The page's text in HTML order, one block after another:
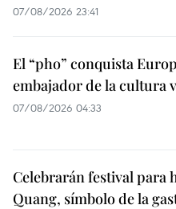
07/08/2026 23:41
El “pho” conquista
embajador de la cultura
07/08/2026 04:33
Celebrarán festival para
Quang, símbolo de la